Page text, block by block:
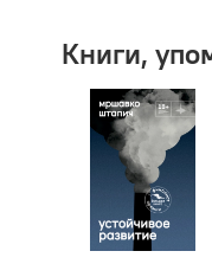
Книги,